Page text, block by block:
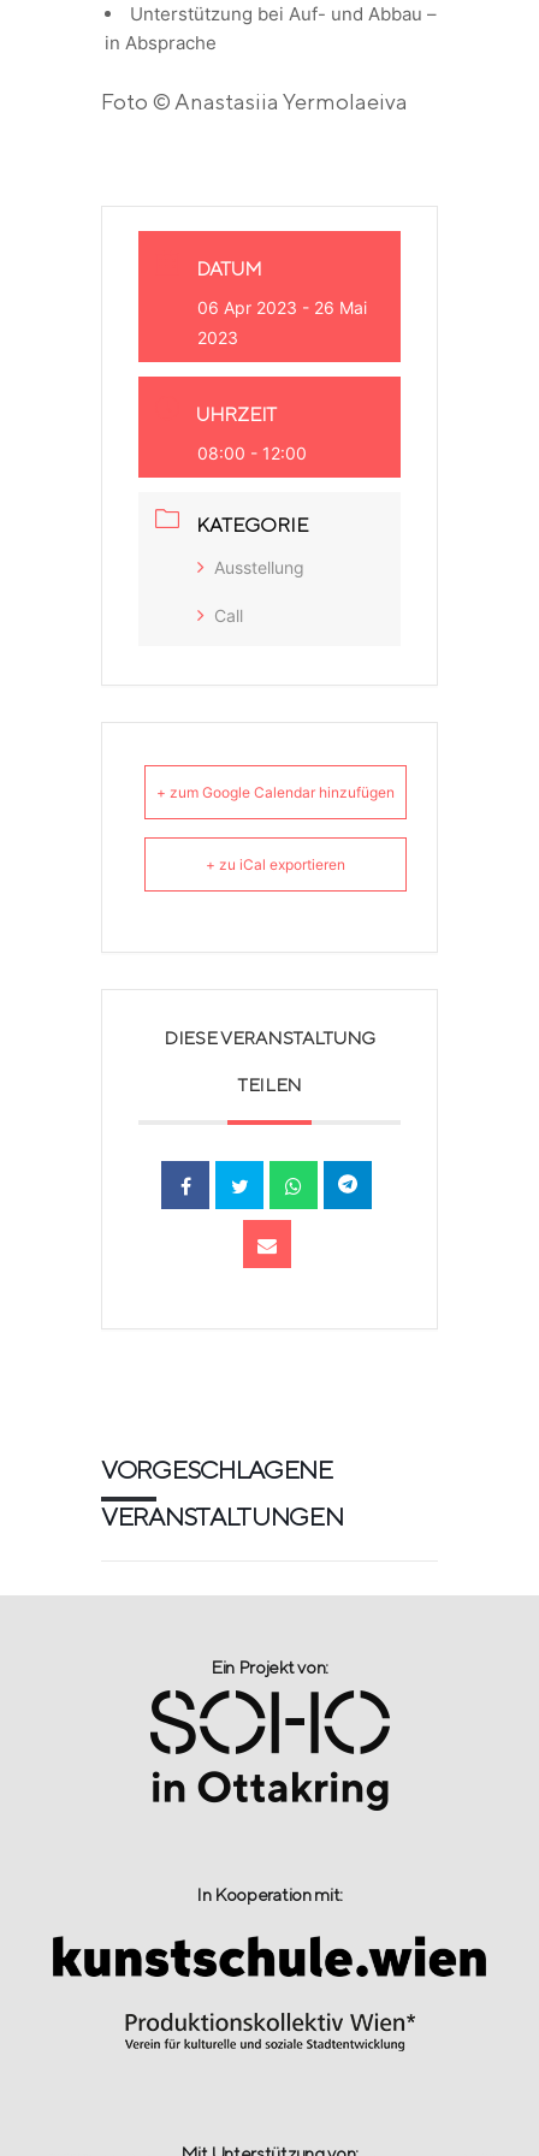
Unterstützung bei Auf- und Abbau –
in Absprache
Foto © Anastasiia Yermolaeiva
DATUM
06 Apr 2023 - 26 Mai
2023
UHRZEIT
08:00 - 12:00
KATEGORIE
Ausstellung
Call
+ zum Google Calendar hinzufügen
+ zu iCal exportieren
DIESE VERANSTALTUNG
TEILEN
VORGESCHLAGENE
VERANSTALTUNGEN
Ein Projekt von:​
In Kooperation mit: